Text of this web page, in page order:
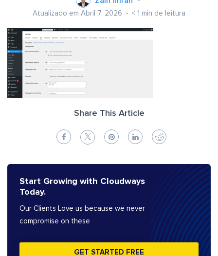
Atualizado em Abril 7, 2026 < 1 min de leitura
Share This Article
Start Growing with Cloudways
Today.
Our Clients Love us because we never
compromise on these
GET STARTED FREE